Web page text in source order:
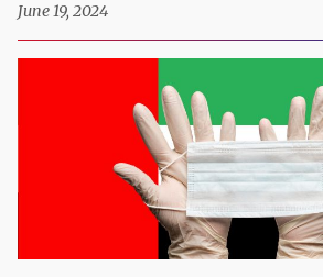
June 19, 2024